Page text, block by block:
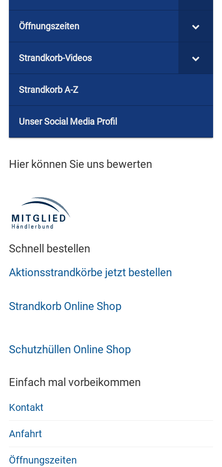
Öffnungszeiten
Strandkorb-Videos
Strandkorb A-Z
Unser Social Media Profil
Hier können Sie uns bewerten
Schnell bestellen
Aktionsstrandkörbe jetzt bestellen
Strandkorb Online Shop
Schutzhüllen Online Shop
Einfach mal vorbeikommen
Kontakt
Anfahrt
Öffnungszeiten